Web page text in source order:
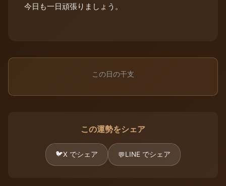
今日も一日頑張りましょう。
この日の干支
この運勢をシェア
🐦X でシェア 💬LINE でシェア